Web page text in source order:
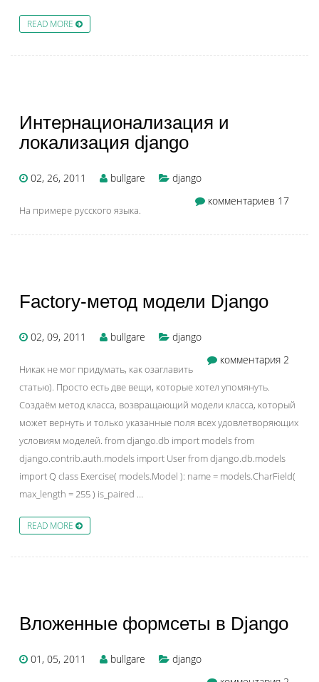
READ MORE
Интернационализация и
локализация django
02, 26, 2011 bullgare
django
комментариев 17
На примере русского языка.
Factory-метод модели Django
02, 09, 2011 bullgare
django
комментария 2
Никак не мог придумать, как озаглавить
статью). Просто есть две вещи, которые хотел упомянуть.
Создаём метод класса, возвращающий модели класса, который
может вернуть и только указанные поля всех удовлетворяющих
условиям моделей. from django.db import models from
django.contrib.auth.models import User from django.db.models
import Q class Exercise( models.Model ): name = models.CharField(
max_length = 255 ) is_paired …
READ MORE
Вложенные формсеты в Django
01, 05, 2011 bullgare
django